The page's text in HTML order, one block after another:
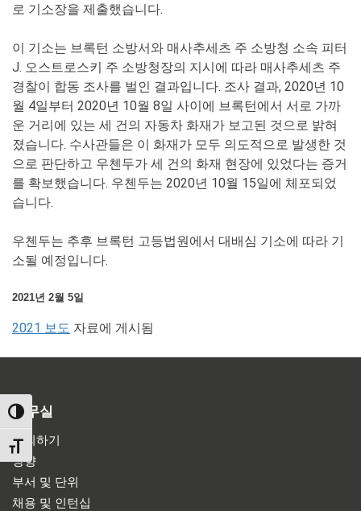
TOGGLE HIGH CONTRAST
TOGGLE FONT SIZE
로 기소장을 제출했습니다.
이 기소는 브록턴 소방서와 매사추세츠 주 소방청 소속 피터
J. 오스트로스키 주 소방청장의 지시에 따라 매사추세츠 주
경찰이 합동 조사를 벌인 결과입니다. 조사 결과, 2020년 10
월 4일부터 2020년 10월 8일 사이에 브록턴에서 서로 가까
운 거리에 있는 세 건의 자동차 화재가 보고된 것으로 밝혀
졌습니다. 수사관들은 이 화재가 모두 의도적으로 발생한 것
으로 판단하고 우첸두가 세 건의 화재 현장에 있었다는 증거
를 확보했습니다. 우첸두는 2020년 10월 15일에 체포되었
습니다.
우첸두는 추후 브록턴 고등법원에서 대배심 기소에 따라 기
소될 예정입니다.
2021년 2월 5일
2021 보도 자료에 게시됨
사무실
문의하기
방향
부서 및 단위
채용 및 인턴십